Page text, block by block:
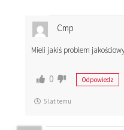
Cmp
Mieli jakiś problem
0 Odpowiedz
5 lat temu